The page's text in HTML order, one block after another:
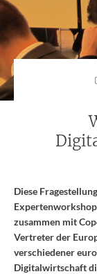
Diese
zusammen mit
Vertreter der
verschiedener
Digitalwirtschaft